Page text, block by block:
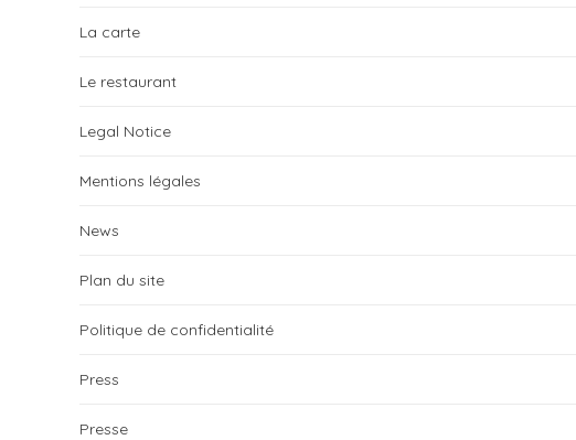
La carte
Le restaurant
Legal Notice
Mentions légales
News
Plan du site
Politique de confidentialité
Press
Presse